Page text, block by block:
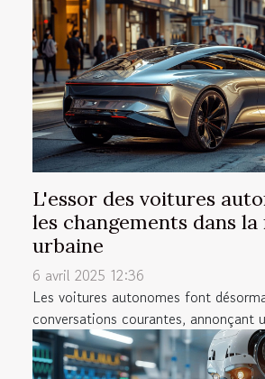
L'essor des voitures
les changements dans
urbaine
6 avril 2025 12:36
Les voitures autonomes font
conversations courantes, annonçant